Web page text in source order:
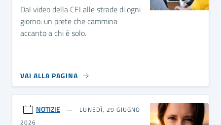
Dal video della CEI alle strade di ogni
giorno: un prete che cammina
accanto a chi è solo.
VAI ALLA PAGINA
NOTIZIE
LUNEDÌ, 29 GIUGNO
2026